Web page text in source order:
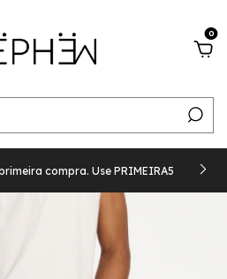
0
compra. Use PRIMEIRA5